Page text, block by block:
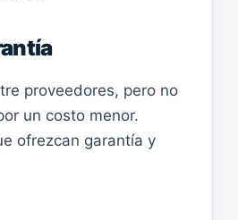
proveedores, pero no
un costo menor.
ofrezcan garantía y